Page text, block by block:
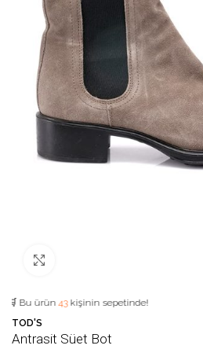
ürün43 kişinin sepetinde!
TOD'S
Antrasit Süet Bot